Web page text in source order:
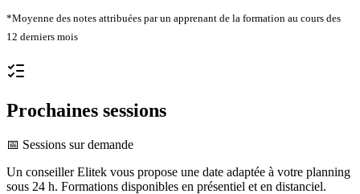
*Moyenne des notes attribuées par un apprenant de la formation au cours des
12 derniers mois
Prochaines sessions
📅 Sessions sur demande
Un conseiller Elitek vous propose une date adaptée à votre planning
sous 24 h. Formations disponibles en présentiel et en distanciel.